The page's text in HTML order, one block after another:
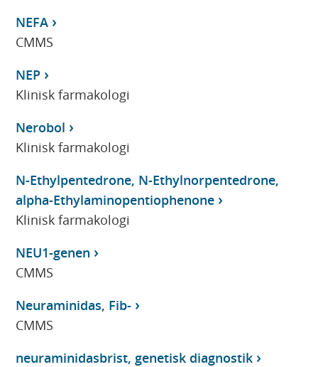
NEFA
CMMS
NEP
Klinisk farmakologi
Nerobol
Klinisk farmakologi
N-Ethylpentedrone, N-Ethylnorpentedrone,
alpha-Ethylaminopentiophenone
Klinisk farmakologi
NEU1-genen
CMMS
Neuraminidas, Fib-
CMMS
neuraminidasbrist, genetisk diagnostik